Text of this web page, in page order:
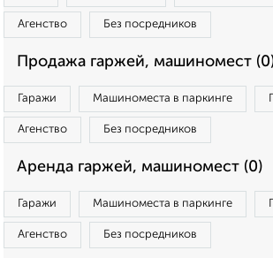
Агенство Без посредников
Продажа гаржей, машиномест
Гаражи Машиноместа в паркинге
Агенство Без посредников
Аренда гаржей, машиномест (0)
Гаражи Машиноместа в паркинге
Агенство Без посредников